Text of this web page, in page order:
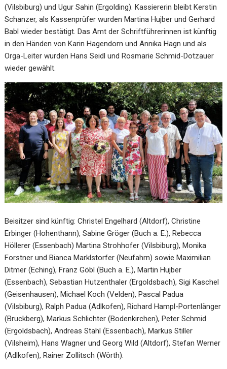
(Vilsbiburg) und Ugur Sahin (Ergolding). Kassiererin bleibt Kerstin
Schanzer, als Kassenprüfer wurden Martina Hujber und Gerhard
Babl wieder bestätigt. Das Amt der Schriftführerinnen ist künftig
in den Händen von Karin Hagendorn und Annika Hagn und als
Orga-Leiter wurden Hans Seidl und Rosmarie Schmid-Dotzauer
wieder gewählt.
Beisitzer sind künftig: Christel Engelhard (Altdorf), Christine
Erbinger (Hohenthann), Sabine Gröger (Buch a. E.), Rebecca
Höllerer (Essenbach) Martina Strohhofer (Vilsbiburg), Monika
Forstner und Bianca Marklstorfer (Neufahrn) sowie Maximilian
Ditmer (Eching), Franz Göbl (Buch a. E.), Martin Hujber
(Essenbach), Sebastian Hutzenthaler (Ergoldsbach), Sigi Kaschel
(Geisenhausen), Michael Koch (Velden), Pascal Padua
(Vilsbiburg), Ralph Padua (Adlkofen), Richard Hampl-Portenlänger
(Bruckberg), Markus Schlichter (Bodenkirchen), Peter Schmid
(Ergoldsbach), Andreas Stahl (Essenbach), Markus Stiller
(Vilsheim), Hans Wagner und Georg Wild (Altdorf), Stefan Werner
(Adlkofen), Rainer Zollitsch (Wörth).